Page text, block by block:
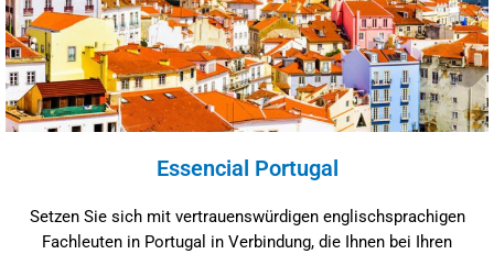
Essencial Portugal
Setzen Sie sich mit vertrauenswürdigen englischsprachigen
Fachleuten in Portugal in Verbindung, die Ihnen bei Ihren